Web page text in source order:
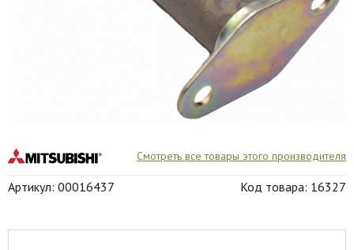
Смотреть все товары этого производителя
Артикул: 00016437 Код товара: 16327